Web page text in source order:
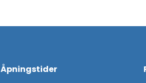
Åpningstider